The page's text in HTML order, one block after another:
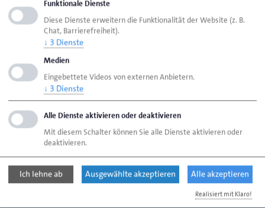
Seite aktualisiert am 07. Aug. 2026
Handwerkskammer Flensburg
Bereiche
Informationselektroniker
Handwerkskammer Flensburg
Johanniskirchhof 1-7
24937 Flensburg
Telefon: 0461 866-0
Funktionale Dienste
Diese Dienste erweitern die Funktionalität der Website (z. B.
Chat, Barrierefreiheit).
↓ 3 Dienste
Medien
Eingebettete Videos von externen Anbietern.
↓ 3 Dienste
Alle Dienste aktivieren oder deaktivieren
Mit diesem Schalter können Sie alle Dienste aktivieren oder
deaktivieren.
Ich lehne ab Ausgewählte akzeptieren Alle akzeptieren
Realisiert mit Klaro!